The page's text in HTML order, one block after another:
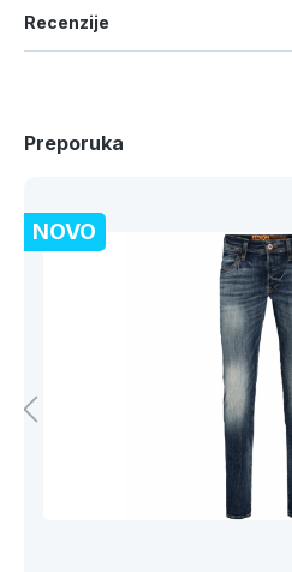
Recenzije
Preporuka
NOVO